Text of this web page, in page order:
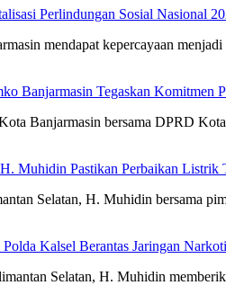
Perlindungan Sosial Nasional
mendapat kepercayaan
Banjarmasin Tegaskan Komitmen
Banjarmasin bersama DPRD
Muhidin Pastikan Perbaikan Listrik
Selatan, H. Muhidin bersama
Kalsel Berantas Jaringan
Selatan, H. Muhidin